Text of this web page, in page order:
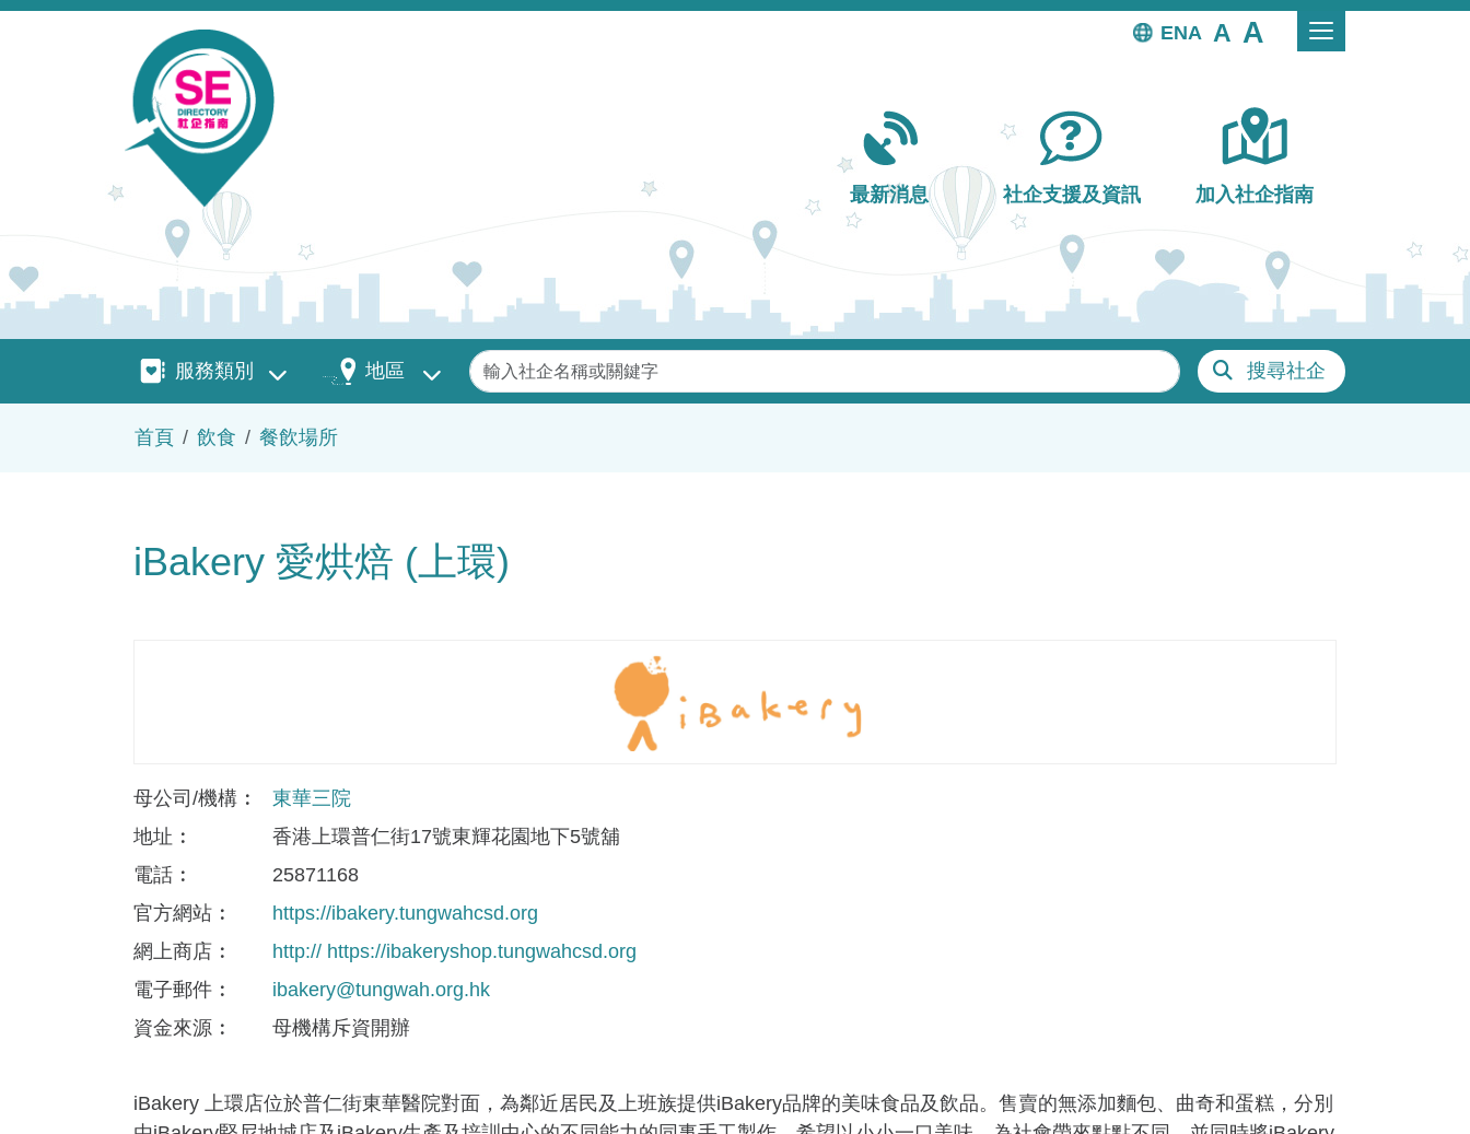
移至主內容
EN
Main navigation
最新消息 社企支援及資訊 加入社企指南
服務類別服務類別 地區 地區 關鍵字 搜尋社企
首頁 飲食 餐飲場所
iBakery 愛烘焙 (上環)
母公司/機構
東華三院
地址
香港上環普仁街17號東輝花園地下5號舖
電話
25871168
官方網站
https://ibakery.tungwahcsd.org
網上商店
http:// https://ibakeryshop.tungwahcsd.org
電子郵件
ibakery@tungwah.org.hk
資金來​源
母機構斥資開辦
iBakery 上環店位於普仁街東華醫院對面，為鄰近居民及上班族提供iBakery品牌的美味食品及飲品。售賣的無添加麵包、曲奇和蛋糕，分別